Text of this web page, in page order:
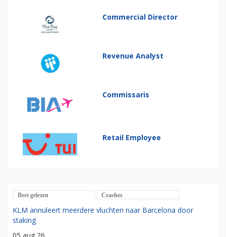
Commercial Director
Revenue Analyst
Commissaris
Retail Employee
Best gelezen Crashes
KLM annuleert meerdere vluchten naar Barcelona door
staking